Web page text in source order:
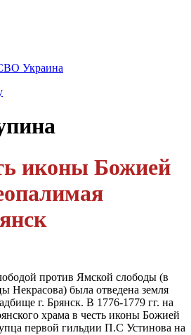
Украина
иконы Божией
против Ямской слободы (в
Некрасова) была отведена земля
г. Брянск. В 1776-1779 гг. на
храма в честь иконы Божией
первой гильдии П.С Устинова на